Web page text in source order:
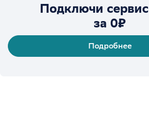
Подключи
за 0₽
Подробнее